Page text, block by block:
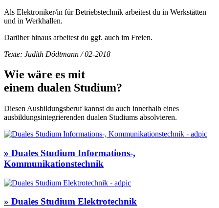
Als Elektroniker/in für Betriebstechnik arbeitest du in Werkstätten
und in Werkhallen.
Darüber hinaus arbeitest du ggf. auch im Freien.
Texte: Judith Dödtmann / 02-2018
Wie wäre es mit
einem dualen Studium?
Diesen Ausbildungsberuf kannst du auch innerhalb eines
ausbildungsintegrierenden dualen Studiums absolvieren.
» Duales Studium Informations-,
Kommunikationstechnik
» Duales Studium Elektrotechnik